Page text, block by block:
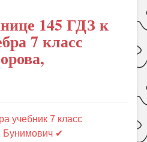
145 ГДЗ к
7 класс
учебник 7 класс
Бунимович ✔